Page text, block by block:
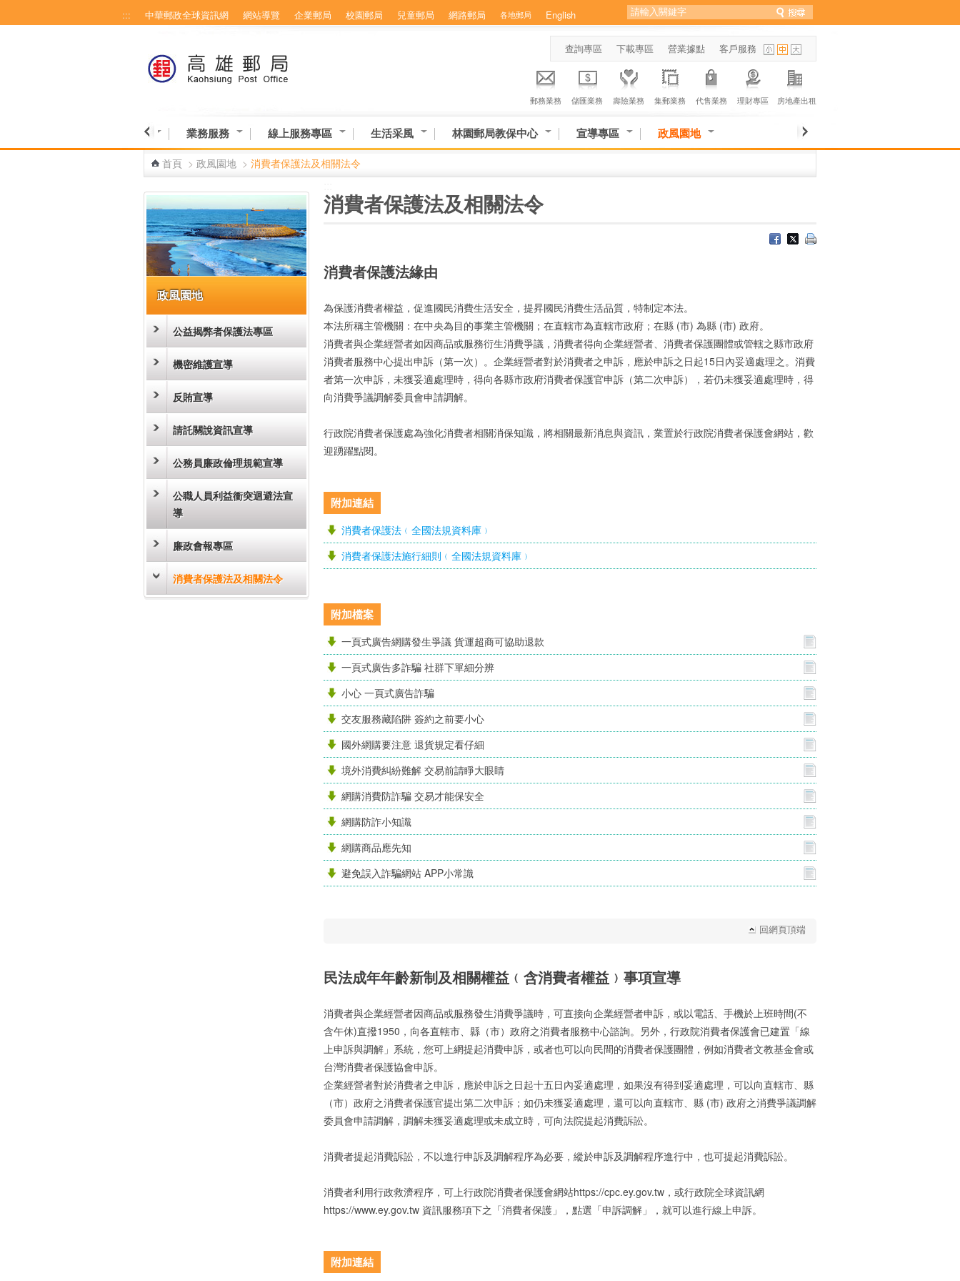
::: 中華郵政全球資訊網 網站導覽 企業郵局 校園郵局 兒童郵局 網路郵局 各地郵局 English
查詢專區 下載專區 營業據點 客戶服務
郵務業務 儲匯業務 壽險業務 集郵業務 代售業務 理財專區 房地產出租
營業資訊 業務服務 線上服務專區 生活采風 林園郵局教保中心 宣導專區 政風園地
首頁 > 政風園地 > 消費者保護法及相關法令
政風園地
公益揭弊者保護法專區
機密維護宣導
反賄宣導
請託關說資訊宣導
公務員廉政倫理規範宣導
公職人員利益衝突迴避法宣
導
廉政會報專區
消費者保護法及相關法令
消費者保護法及相關法令
消費者保護法緣由
為保護消費者權益，促進國民消費生活安全，提昇國民消費生活品質，特制定本法。
本法所稱主管機關：在中央為目的事業主管機關；在直轄市為直轄市政府；在縣 (市) 為縣 (市) 政府。
消費者與企業經營者如因商品或服務衍生消費爭議，消費者得向企業經營者、消費者保護團體或管轄之縣市政府
消費者服務中心提出申訴（第一次）。企業經營者對於消費者之申訴，應於申訴之日起15日內妥適處理之。消費
者第一次申訴，未獲妥適處理時，得向各縣市政府消費者保護官申訴（第二次申訴），若仍未獲妥適處理時，得
向消費爭議調解委員會申請調解。
行政院消費者保護處為強化消費者相關消保知識，將相關最新消息與資訊，業置於行政院消費者保護會網站，歡
迎踴躍點閱。
附加連結
消費者保護法﹙全國法規資料庫﹚
消費者保護法施行細則﹙全國法規資料庫﹚
附加檔案
一頁式廣告網購發生爭議 貨運超商可協助退款
一頁式廣告多詐騙 社群下單細分辨
小心 一頁式廣告詐騙
交友服務藏陷阱 簽約之前要小心
國外網購要注意 退貨規定看仔細
境外消費糾紛難解 交易前請睜大眼睛
網購消費防詐騙 交易才能保安全
網購防詐小知識
網購商品應先知
避免誤入詐騙網站 APP小常識
回網頁頂端
民法成年年齡新制及相關權益﹙含消費者權益﹚事項宣導
消費者與企業經營者因商品或服務發生消費爭議時，可直接向企業經營者申訴，或以電話、手機於上班時間(不
含午休)直撥1950，向各直轄市、縣（市）政府之消費者服務中心諮詢。另外，行政院消費者保護會已建置「線
上申訴與調解」系統，您可上網提起消費申訴，或者也可以向民間的消費者保護團體，例如消費者文教基金會或
台灣消費者保護協會申訴。
企業經營者對於消費者之申訴，應於申訴之日起十五日內妥適處理，如果沒有得到妥適處理，可以向直轄市、縣
（市）政府之消費者保護官提出第二次申訴；如仍未獲妥適處理，還可以向直轄市、縣 (市) 政府之消費爭議調解
委員會申請調解，調解未獲妥適處理或未成立時，可向法院提起消費訴訟。
消費者提起消費訴訟，不以進行申訴及調解程序為必要，縱於申訴及調解程序進行中，也可提起消費訴訟。
消費者利用行政救濟程序，可上行政院消費者保護會網站https://cpc.ey.gov.tw，或行政院全球資訊網
https://www.ey.gov.tw 資訊服務項下之「消費者保護」，點選「申訴調解」，就可以進行線上申訴。
附加連結